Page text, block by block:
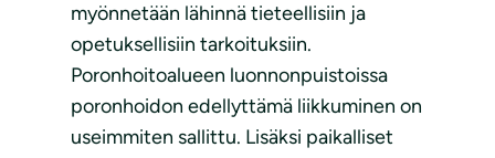
myönnetään lähinnä tieteellisiin ja
opetuksellisiin tarkoituksiin.
Poronhoitoalueen luonnonpuistoissa
poronhoidon edellyttämä liikkuminen on
useimmiten sallittu. Lisäksi paikalliset